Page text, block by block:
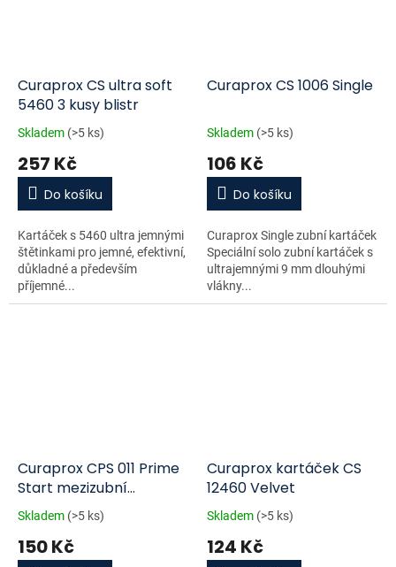
Curaprox CS ultra soft
5460 3 kusy blistr
Skladem (>5 ks)
257 Kč
Do košíku
Kartáček s 5460 ultra jemnými
štětinkami pro jemné, efektivní,
důkladné a především
příjemné...
Curaprox CS 1006 Single
Skladem (>5 ks)
106 Kč
Do košíku
Curaprox Single zubní kartáček
Speciální solo zubní kartáček s
ultrajemnými 9 mm dlouhými
vlákny...
Curaprox CPS 011 Prime
Start mezizubní
kartáčky 5 ks
Skladem (>5 ks)
150 Kč
Curaprox kartáček CS
12460 Velvet
Skladem (>5 ks)
124 Kč